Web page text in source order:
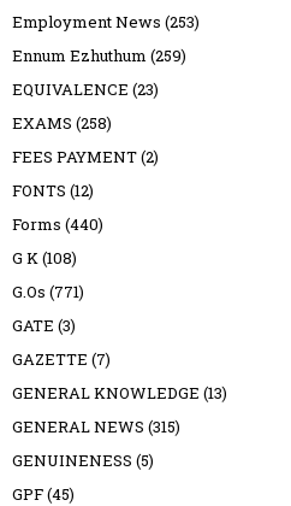
Employment News (253)
Ennum Ezhuthum (259)
EQUIVALENCE (23)
EXAMS (258)
FEES PAYMENT(2)
FONTS (12)
Forms (440)
G K(108)
G.Os (771)
GATE (3)
GAZETTE (7)
GENERAL KNOWLEDGE (13)
GENERAL NEWS (315)
GENUINENESS (5)
GPF(45)